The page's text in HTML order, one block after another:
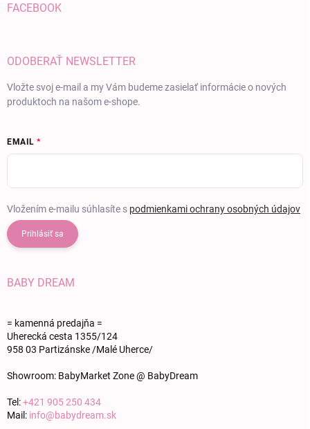
FACEBOOK
ODOBERAŤ NEWSLETTER
Vložte svoj e-mail a my Vám budeme zasielať informácie o nových
produktoch na našom e-shope.
EMAIL
Vložením e-mailu súhlasíte s podmienkami ochrany osobných údajov
Prihlásiť sa
BABY DREAM
= kamenná predajňa =
Uherecká cesta 1355/124
958 03 Partizánske /Malé Uherce/
Showroom: BabyMarket Zone @ BabyDream
Tel:+421 905 250 434
Mail: info@babydream.sk